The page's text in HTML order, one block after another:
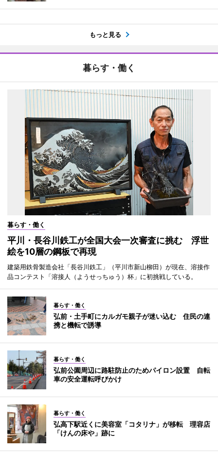
もっと見る
暮らす・働く
暮らす・働く
平川・長谷川鉄工が全国大会一次審査に挑む 浮世
絵を10層の鋼板で再現
建築用鉄骨製造会社「長谷川鉄工」（平川市新山柳田）が現在、溶接作
品コンテスト「溶接人（ようせっちゅう）杯」に初挑戦している。
暮らす・働く
弘前・土手町にカルガモ親子が迷い込む 住民の連
携と機転で誘導
暮らす・働く
弘前公園周辺に路駐防止のためパイロン設置 自転
車の安全運転呼びかけ
暮らす・働く
弘高下駅近くに美容室「コタリナ」が移転 理容店
「けんの床や」跡に